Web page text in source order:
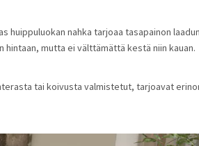
huippuluokan nahka tarjoaa tasapainon
mutta ei välttämättä kestä niin kauan.
tai koivusta valmistetut, tarjoavat